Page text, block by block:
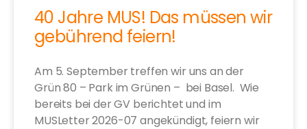
40 Jahre MUS! Das müssen wir
gebührend feiern!
Am 5. September treffen wir uns an der
Grün 80 – Park im Grünen – bei Basel. Wie
bereits bei der GV berichtet und im
MUSLetter 2026-07 angekündigt, feiern wir